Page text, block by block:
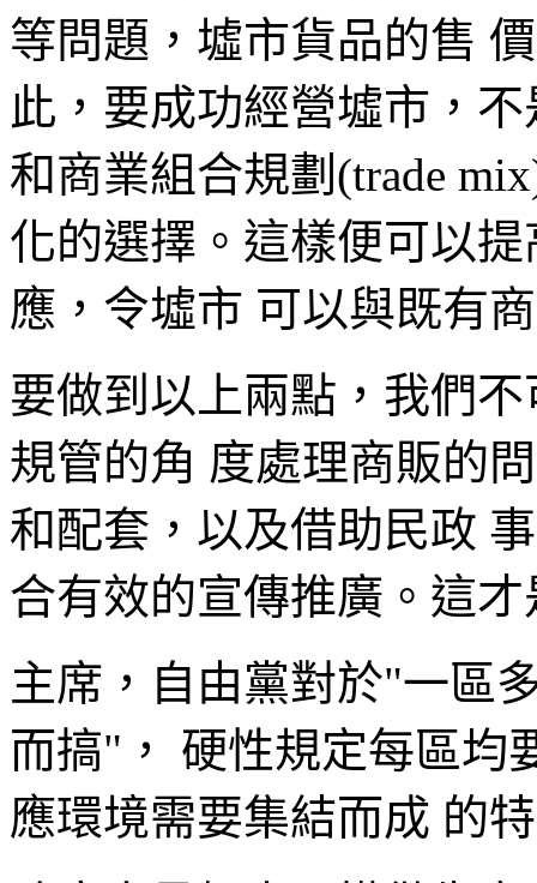
等問題，墟市貨品的售
此，要成功經營墟市，
和商業組合規劃(trade
化的選擇。這樣便可以
應，令墟市 可以與既有
要做到以上兩點，我們
規管的角 度處理商販的
和配套，以及借助民政
合有效的宣傳推廣。這
主席，自由黨對於"一區
而搞"， 硬性規定每區均
應環境需要集結而成 的